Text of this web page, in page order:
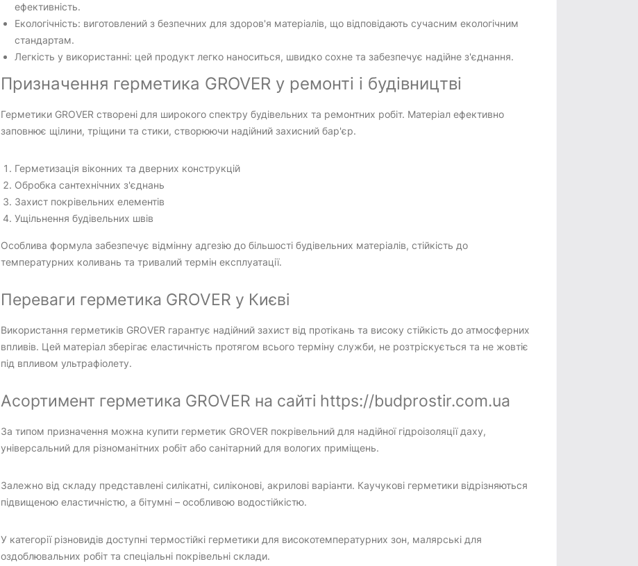
ефективність.
Екологічність: виготовлений з безпечних для здоров'я матеріалів, що відповідають сучасним екологічним
стандартам.
Легкість у використанні: цей продукт легко наноситься, швидко сохне та забезпечує надійне з'єднання.
Призначення герметика GROVER у ремонті і будівництві
Герметики GROVER створені для широкого спектру будівельних та ремонтних робіт. Матеріал ефективно
заповнює щілини, тріщини та стики, створюючи надійний захисний бар'єр.
Герметизація віконних та дверних конструкцій
Обробка сантехнічних з'єднань
Захист покрівельних елементів
Ущільнення будівельних швів
Особлива формула забезпечує відмінну адгезію до більшості будівельних матеріалів, стійкість до
температурних коливань та тривалий термін експлуатації.
Переваги герметика GROVER у Києві
Використання герметиків GROVER гарантує надійний захист від протікань та високу стійкість до атмосферних
впливів. Цей матеріал зберігає еластичність протягом всього терміну служби, не розтріскується та не жовтіє
під впливом ультрафіолету.
Асортимент герметика GROVER на сайті https://budprostir.com.ua
За типом призначення можна купити герметик GROVER покрівельний для надійної гідроізоляції даху,
універсальний для різноманітних робіт або санітарний для вологих приміщень.
Залежно від складу представлені силікатні, силіконові, акрилові варіанти. Каучукові герметики відрізняються
підвищеною еластичністю, а бітумні – особливою водостійкістю.
У категорії різновидів доступні термостійкі герметики для високотемпературних зон, малярські для
оздоблювальних робіт та спеціальні покрівельні склади.